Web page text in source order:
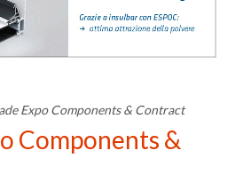
Expo Components & Contract
Components &